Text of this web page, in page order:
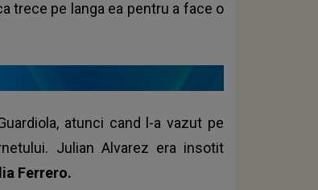
trece pe langa ea pentru a face o
atunci cand l-a vazut pe
Julian Alvarez era insotit
Ferrero.